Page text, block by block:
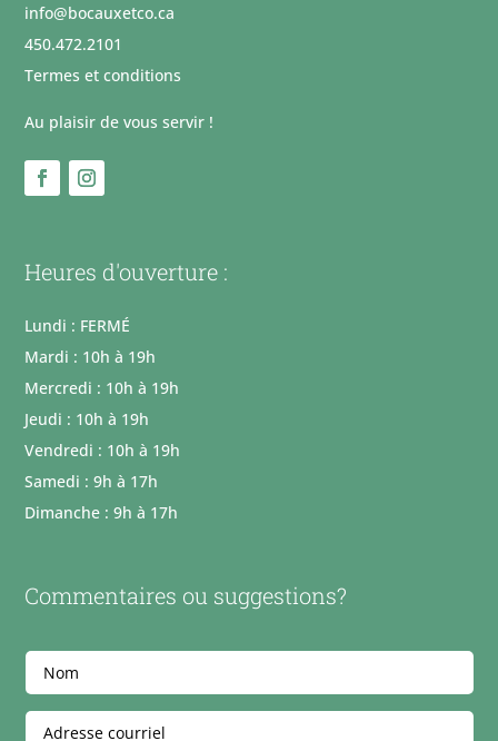
info@bocauxetco.ca
450.472.2101
Termes et conditions
Au plaisir de vous servir !
Heures d'ouverture :
Lundi : FERMÉ
Mardi : 10h à 19h
Mercredi : 10h à 19h
Jeudi : 10h à 19h
Vendredi : 10h à 19h
Samedi : 9h à 17h
Dimanche : 9h à 17h
Commentaires ou suggestions?